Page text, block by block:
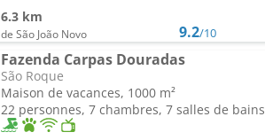
6.3 km
de São João Novo 9.2/10
Fazenda Carpas Douradas
São Roque
Maison de vacances, 1000 m²
22 personnes, 7 chambres, 7 salles de bains